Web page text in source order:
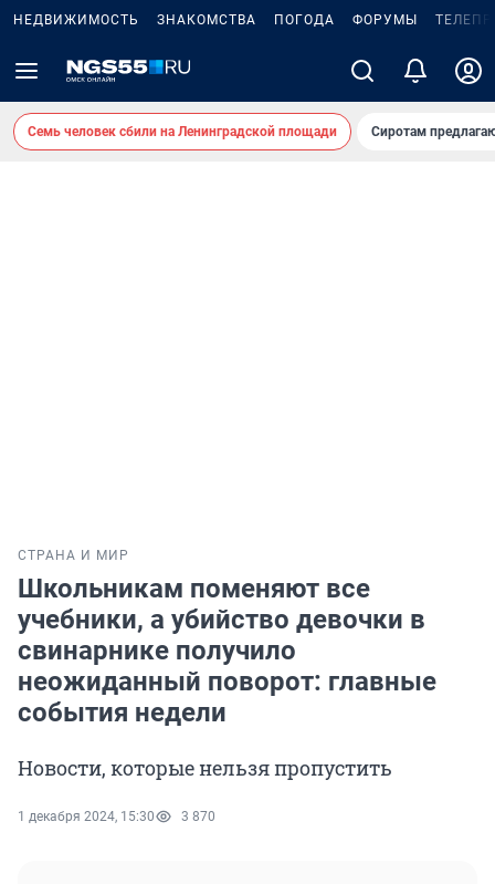
НЕДВИЖИМОСТЬ ЗНАКОМСТВА ПОГОДА ФОРУМЫ
Семь человек сбили на Ленинградской площади Сиротам
СТРАНА И МИР
Школьникам поменяют все
учебники, а убийство девочки в
свинарнике получило
неожиданный поворот: главные
события недели
Новости, которые нельзя пропустить
1 декабря 2024, 15:30 3 870